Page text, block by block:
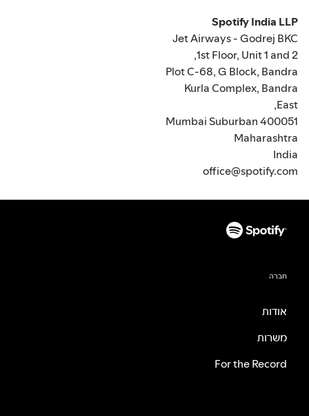
Spotify India LLP
Jet Airways - Godrej BKC
1st Floor, Unit 1 and 2,
Plot C-68, G Block, Bandra
Kurla Complex, Bandra
East,
Mumbai Suburban 400051
Maharashtra
India
office@spotify.com
חברה
אודות
משרות
For the Record